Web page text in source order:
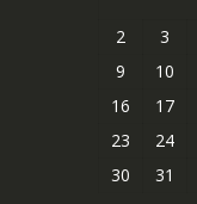
2
3
9
10
16
17
23
24
30
31